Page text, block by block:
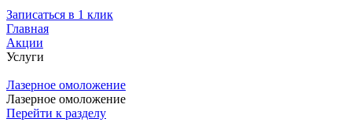
Записаться в 1 клик
Главная
Акции
Услуги
Лазерное омоложение
Лазерное омоложение
Перейти к разделу